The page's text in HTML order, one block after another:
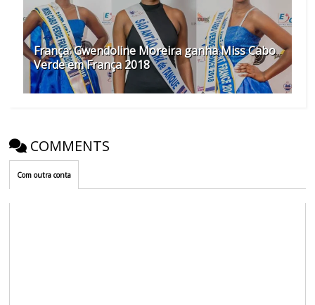
França: Gwendoline Moreira ganha Miss Cabo
Verde em França 2018
COMMENTS
Com outra conta